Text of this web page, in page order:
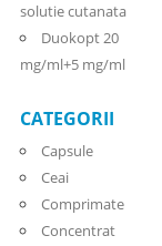
solutie cutanata
Duokopt 20
mg/ml+5 mg/ml
CATEGORII
Capsule
Ceai
Comprimate
Concentrat